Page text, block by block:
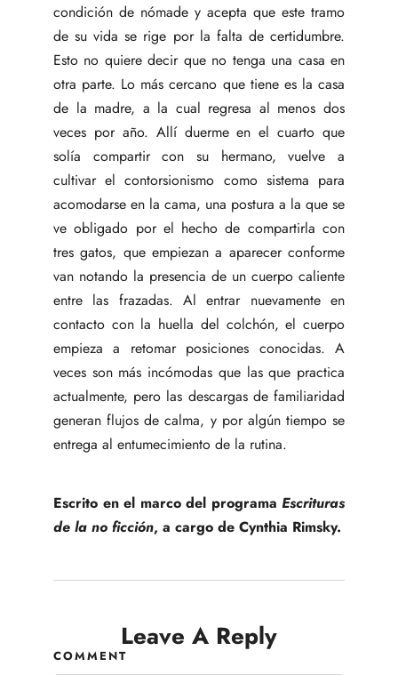
condición de nómade y acepta que este tramo
de su vida se rige por la falta de certidumbre.
Esto no quiere decir que no tenga una casa en
otra parte. Lo más cercano que tiene es la casa
de la madre, a la cual regresa al menos dos
veces por año. Allí duerme en el cuarto que
solía compartir con su hermano, vuelve a
cultivar el contorsionismo como sistema para
acomodarse en la cama, una postura a la que se
ve obligado por el hecho de compartirla con
tres gatos, que empiezan a aparecer conforme
van notando la presencia de un cuerpo caliente
entre las frazadas. Al entrar nuevamente en
contacto con la huella del colchón, el cuerpo
empieza a retomar posiciones conocidas. A
veces son más incómodas que las que practica
actualmente, pero las descargas de familiaridad
generan flujos de calma, y por algún tiempo se
entrega al entumecimiento de la rutina.
Escrito en el marco del programa Escrituras
de la no ficción, a cargo de Cynthia Rimsky.
Leave A Reply
COMMENT